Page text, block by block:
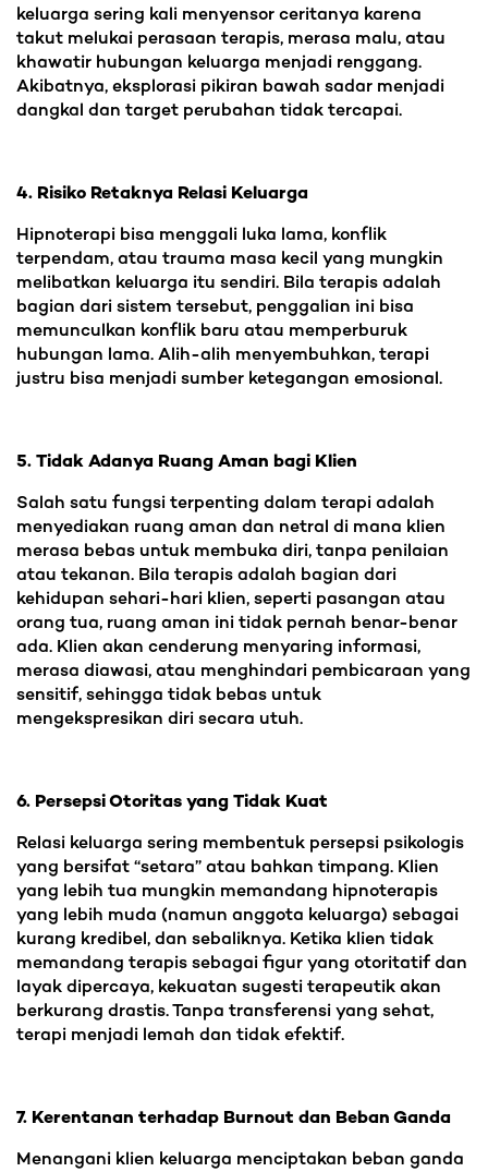
keluarga sering kali menyensor ceritanya karena
takut melukai perasaan terapis, merasa malu, atau
khawatir hubungan keluarga menjadi renggang.
Akibatnya, eksplorasi pikiran bawah sadar menjadi
dangkal dan target perubahan tidak tercapai.
4. Risiko Retaknya Relasi Keluarga
Hipnoterapi bisa menggali luka lama, konflik
terpendam, atau trauma masa kecil yang mungkin
melibatkan keluarga itu sendiri. Bila terapis adalah
bagian dari sistem tersebut, penggalian ini bisa
memunculkan konflik baru atau memperburuk
hubungan lama. Alih-alih menyembuhkan, terapi
justru bisa menjadi sumber ketegangan emosional.
5. Tidak Adanya Ruang Aman bagi Klien
Salah satu fungsi terpenting dalam terapi adalah
menyediakan ruang aman dan netral di mana klien
merasa bebas untuk membuka diri, tanpa penilaian
atau tekanan. Bila terapis adalah bagian dari
kehidupan sehari-hari klien, seperti pasangan atau
orang tua, ruang aman ini tidak pernah benar-benar
ada. Klien akan cenderung menyaring informasi,
merasa diawasi, atau menghindari pembicaraan yang
sensitif, sehingga tidak bebas untuk
mengekspresikan diri secara utuh.
6. Persepsi Otoritas yang Tidak Kuat
Relasi keluarga sering membentuk persepsi psikologis
yang bersifat “setara” atau bahkan timpang. Klien
yang lebih tua mungkin memandang hipnoterapis
yang lebih muda (namun anggota keluarga) sebagai
kurang kredibel, dan sebaliknya. Ketika klien tidak
memandang terapis sebagai figur yang otoritatif dan
layak dipercaya, kekuatan sugesti terapeutik akan
berkurang drastis. Tanpa transferensi yang sehat,
terapi menjadi lemah dan tidak efektif.
7. Kerentanan terhadap Burnout dan Beban Ganda
Menangani klien keluarga menciptakan beban ganda